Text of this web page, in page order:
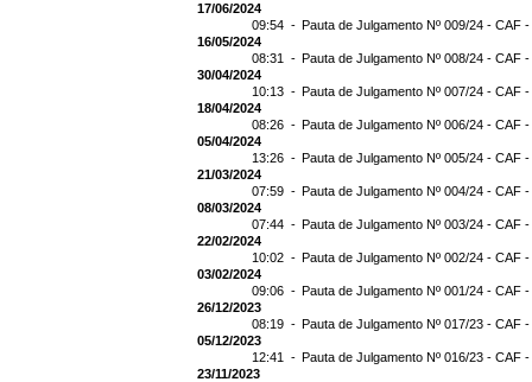
17/06/2024
09:54 - Pauta de Julgamento Nº 009/24 - CAF
16/05/2024
08:31 - Pauta de Julgamento Nº 008/24 - CAF
30/04/2024
10:13 - Pauta de Julgamento Nº 007/24 - CAF
18/04/2024
08:26 - Pauta de Julgamento Nº 006/24 - CAF
05/04/2024
13:26 - Pauta de Julgamento Nº 005/24 - CAF
21/03/2024
07:59 - Pauta de Julgamento Nº 004/24 - CAF
08/03/2024
07:44 - Pauta de Julgamento Nº 003/24 - CAF
22/02/2024
10:02 - Pauta de Julgamento Nº 002/24 - CAF
03/02/2024
09:06 - Pauta de Julgamento Nº 001/24 - CAF
26/12/2023
08:19 - Pauta de Julgamento Nº 017/23 - CAF
05/12/2023
12:41 - Pauta de Julgamento Nº 016/23 - CAF
23/11/2023